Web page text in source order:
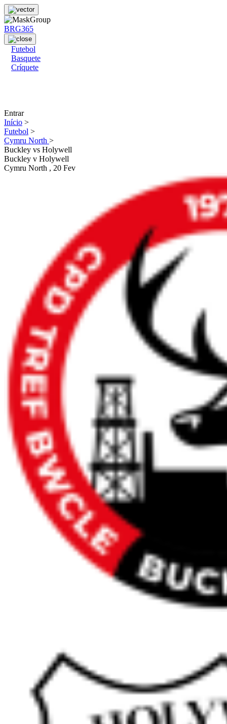
BRG365
Futebol
Basquete
Críquete
Entrar
Início >
Futebol >
Cymru North >
Buckley vs Holywell
Buckley v Holywell
Cymru North , 20 Fev